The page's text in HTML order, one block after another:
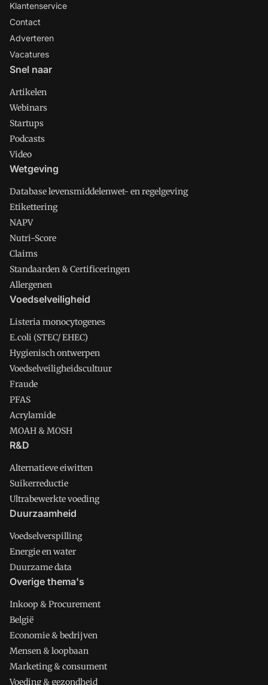
Klantenservice
Contact
Adverteren
Vacatures
Snel naar
Artikelen
Webinars
Startups
Podcasts
Video
Wetgeving
Database levensmiddelenwet- en regelgeving
Etikettering
NAPV
Nutri-Score
Claims
Standaarden & Certificeringen
Allergenen
Voedselveiligheid
Listeria monocytogenes
E.coli (STEC/ EHEC)
Hygienisch ontwerpen
Voedselveiligheidscultuur
Fraude
PFAS
Acrylamide
MOAH & MOSH
R&D
Alternatieve eiwitten
Suikerreductie
Ultrabewerkte voeding
Duurzaamheid
Voedselverspilling
Energie en water
Duurzame data
Overige thema's
Inkoop & Procurement
België
Economie & bedrijven
Mensen & loopbaan
Marketing & consument
Voeding & gezondheid